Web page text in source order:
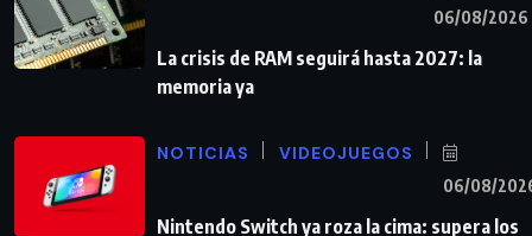
06/08/2026
La crisis de RAM seguirá hasta 2027: la
memoria ya
NOTICIAS VIDEOJUEGOS
06/08/
Nintendo Switch ya roza la cima: supera los